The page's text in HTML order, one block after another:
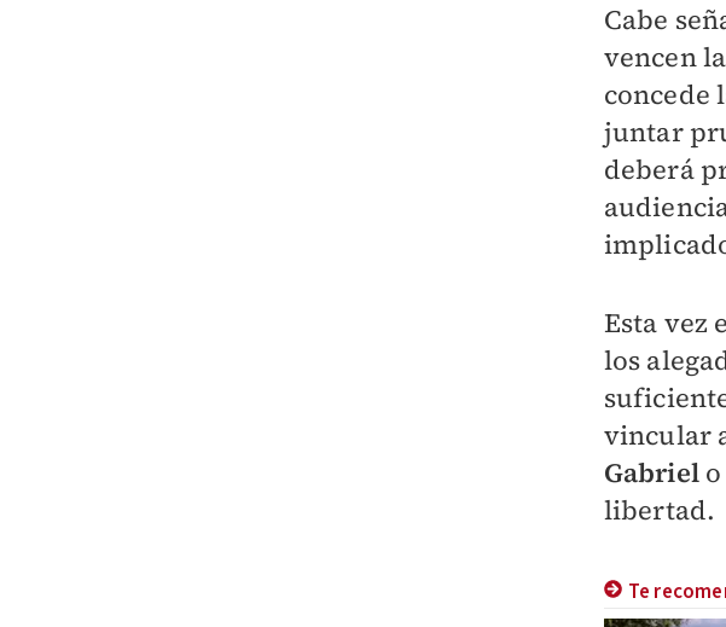
Cabe
vencen
concede
juntar
deberá
Esta vez
los
vincular
Gabrielo
libertad.
Te